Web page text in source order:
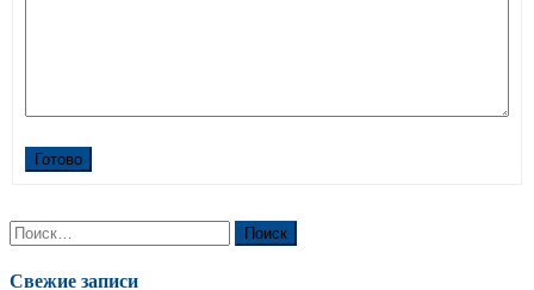
Готово
Найти:
Свежие записи